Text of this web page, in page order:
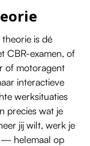
is dé
CBR-examen, of
of motoragent
interactieve
werksituaties
precies wat je
jij wilt, werk je
— helemaal op